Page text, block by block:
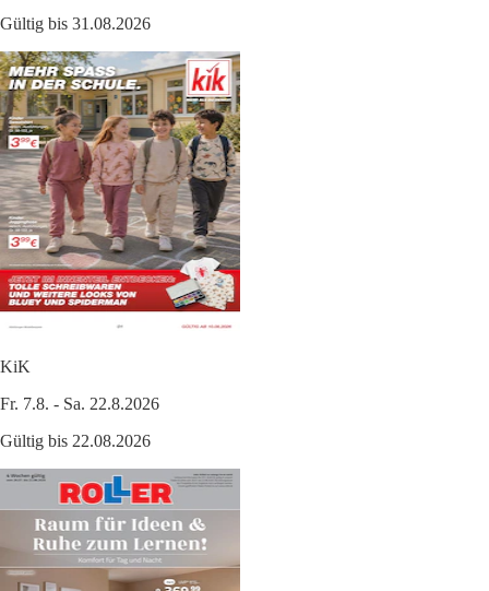
Gültig bis 31.08.2026
KiK
Fr. 7.8. - Sa. 22.8.2026
Gültig bis 22.08.2026